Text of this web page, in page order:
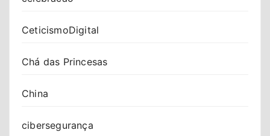
CeticismoDigital
Chá das Princesas
China
cibersegurança